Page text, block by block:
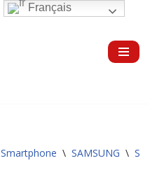
Smartphone \ SAMSUNG \
Français